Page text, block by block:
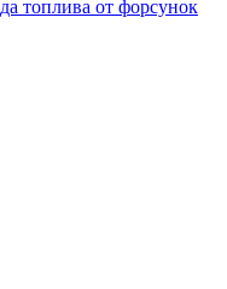
топлива от форсунок